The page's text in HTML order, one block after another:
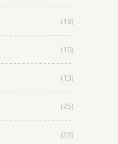
(18)
(10)
(13)
(25)
(28)